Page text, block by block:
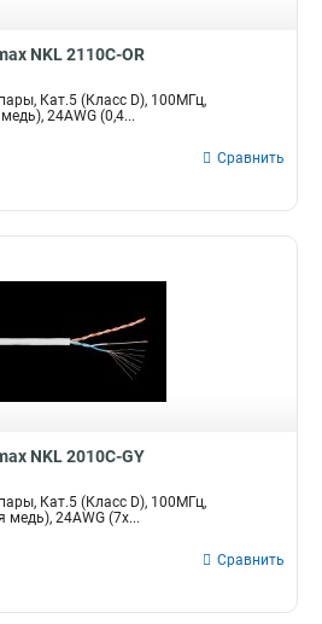
NKL 2110C-OR
Кат.5 (Класс D), 100МГц,
24AWG (0,4...
Сравнить
NKL 2010C-GY
Кат.5 (Класс D), 100МГц,
медь), 24AWG (7х...
Сравнить